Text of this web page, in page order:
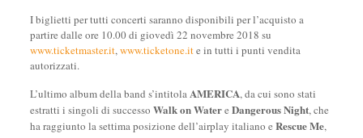
I biglietti per tutti concerti saranno disponibili per l’acquisto a
partire dalle ore 10.00 di giovedì 22 novembre 2018 su
www.ticketmaster.it,www.ticketone.ite in tutti i punti vendita
autorizzati.
L’ultimo album della band s’intitolaAMERICA, da cui sono stati
estratti i singoli di successo Walk on Watere Dangerous Night, che
ha raggiunto la settima posizione dell’airplay italiano e Rescue Me,